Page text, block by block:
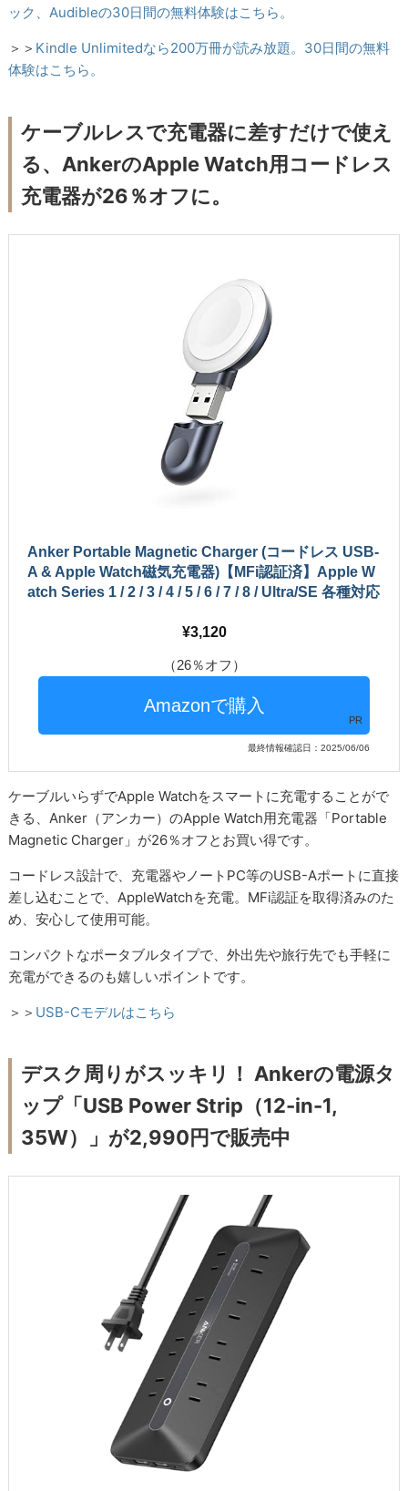
ック、Audibleの30日間の無料体験はこちら。
＞＞ Kindle Unlimitedなら200万冊が読み放題。30日間の無料
体験はこちら。
ケーブルレスで充電器に差すだけで使え
る、AnkerのApple Watch用コードレス
充電器が26％オフに。
Anker Portable Magnetic Charger (コードレス USB-
A & Apple Watch磁気充電器)【MFi認証済】Apple W
atch Series 1 / 2 / 3 / 4 / 5 / 6 / 7 / 8 / Ultra/SE 各種対応
3,120
（26％オフ）
PR
最終情報確認日：2025/06/06
ケーブルいらずでApple Watchをスマートに充電することがで
きる、Anker（アンカー）のApple Watch用充電器「Portable
Magnetic Charger」が26％オフとお買い得です。
コードレス設計で、充電器やノートPC等のUSB-Aポートに直接
差し込むことで、AppleWatchを充電。MFi認証を取得済みのた
め、安心して使用可能。
コンパクトなポータブルタイプで、外出先や旅行先でも手軽に
充電ができるのも嬉しいポイントです。
＞＞ USB-Cモデルはこちら
デスク周りがスッキリ！ Ankerの電源タ
ップ「USB Power Strip（12-in-1,
35W）」が2,990円で販売中